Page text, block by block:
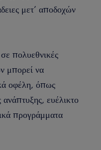
μετ’ αποδοχών
πολυεθνικές
μπορεί να
οφέλη, όπως
ευέλικτο
προγράμματα